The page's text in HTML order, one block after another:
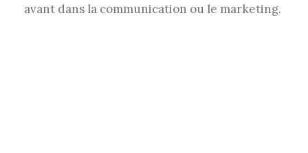
avant dans la communication ou le marketing.